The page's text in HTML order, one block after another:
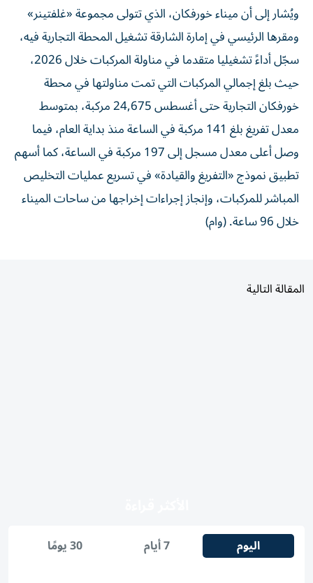
ويُشار إلى أن ميناء خورفكان، الذي تتولى مجموعة «غلفتينر»
ومقرها الرئيسي في إمارة الشارقة تشغيل المحطة التجارية فيه،
سجّل أداءً تشغيليا متقدما في مناولة المركبات خلال 2026،
حيث بلغ إجمالي المركبات التي تمت مناولتها في محطة
خورفكان التجارية حتى أغسطس 24,675 مركبة، بمتوسط
معدل تفريغ بلغ 141 مركبة في الساعة منذ بداية العام، فيما
وصل أعلى معدل مسجل إلى 197 مركبة في الساعة، كما أسهم
تطبيق نموذج «التفريغ والقيادة» في تسريع عمليات التخليص
المباشر للمركبات، وإنجاز إجراءات إخراجها من ساحات الميناء
خلال 96 ساعة. (وام)
المقالة التالية
اليوم 7 أيام 30 يومًا